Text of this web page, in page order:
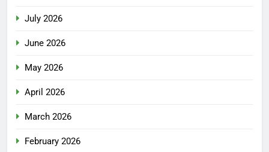
July 2026
June 2026
May 2026
April 2026
March 2026
February 2026